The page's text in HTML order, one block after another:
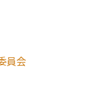
員会